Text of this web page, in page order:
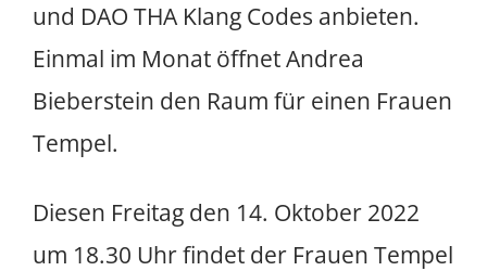
und DAO THA Klang Codes anbieten.
Einmal im Monat öffnet Andrea
Bieberstein den Raum für einen Frauen
Tempel.
Diesen Freitag den 14. Oktober 2022
um 18.30 Uhr findet der Frauen Tempel